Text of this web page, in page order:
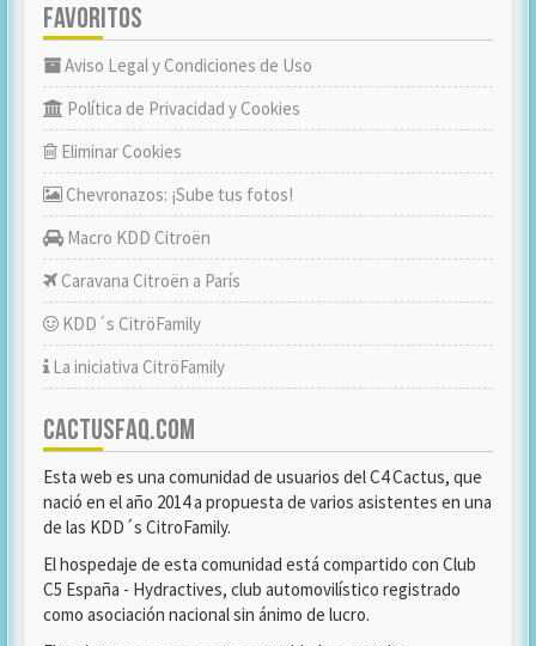
FAVORITOS
Aviso Legal y Condiciones de Uso
Política de Privacidad y Cookies
Eliminar Cookies
Chevronazos: ¡Sube tus fotos!
Macro KDD Citroën
Caravana Citroën a París
KDD´s CitröFamily
La iniciativa CitröFamily
CACTUSFAQ.COM
Esta web es una comunidad de usuarios del C4 Cactus, que
nació en el año 2014 a propuesta de varios asistentes en una
de las KDD´s CitroFamily.
El hospedaje de esta comunidad está compartido con Club
C5 España - Hydractives, club automovilístico registrado
como asociación nacional sin ánimo de lucro.